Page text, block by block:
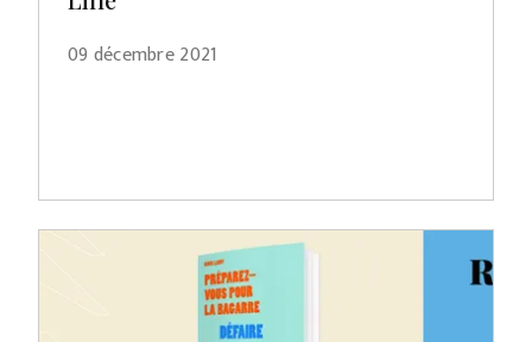
09 décembre 2021